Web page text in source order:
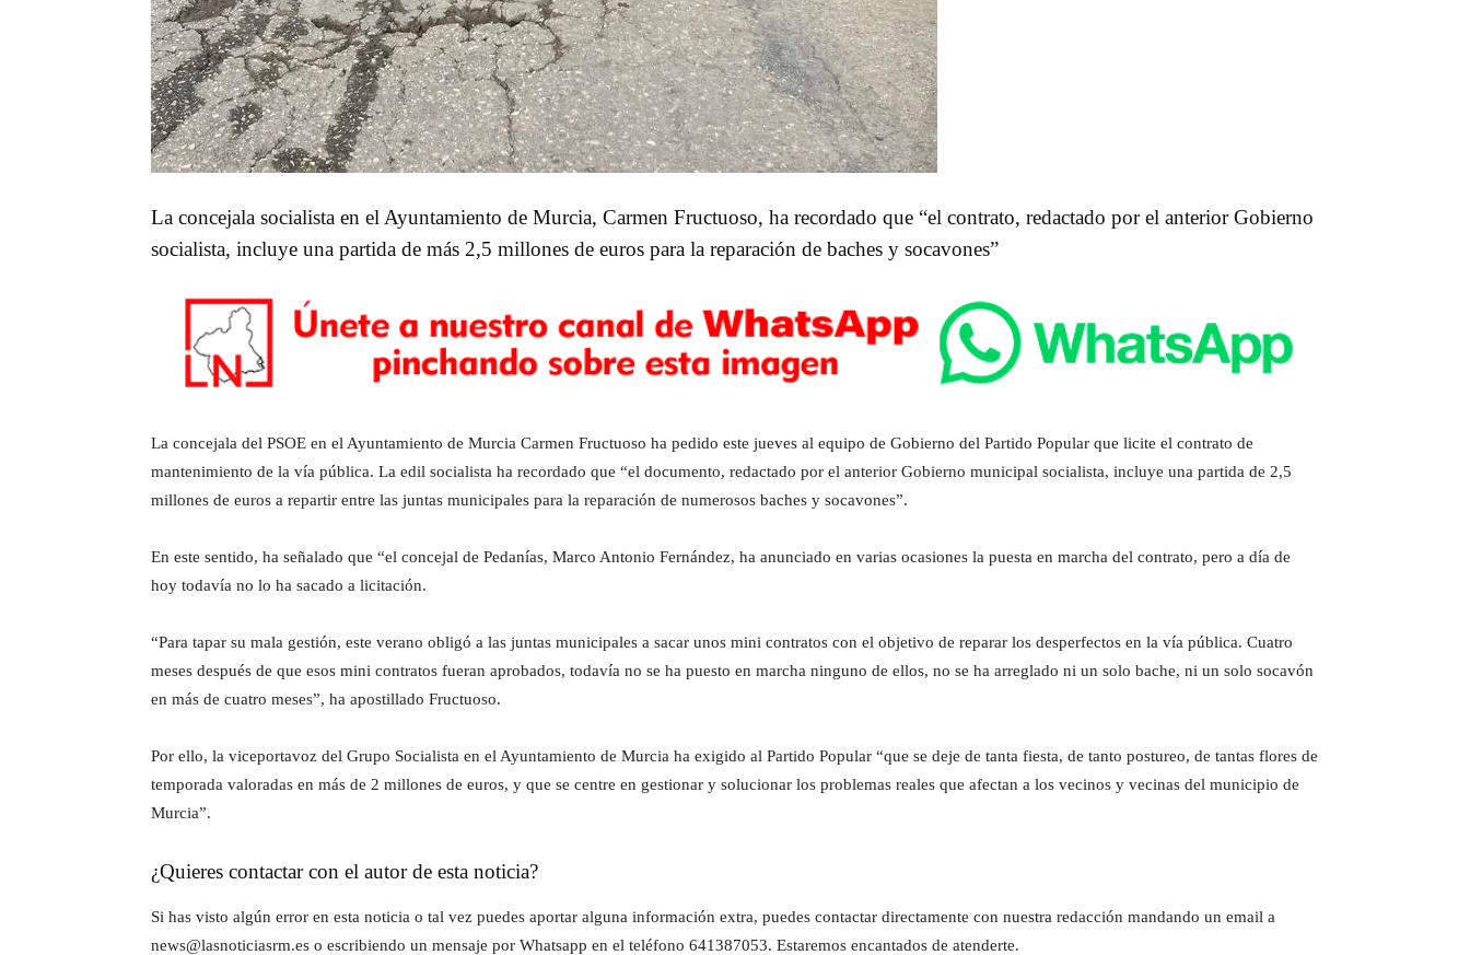
La concejala socialista en el Ayuntamiento de Murcia, Carmen Fructuoso, ha recordado que “el contrato, redactado por el anterior Gobierno
socialista, incluye una partida de más 2,5 millones de euros para la reparación de baches y socavones”
La concejala del PSOE en el Ayuntamiento de Murcia Carmen Fructuoso ha pedido este jueves al equipo de Gobierno del Partido Popular que licite el contrato de
mantenimiento de la vía pública. La edil socialista ha recordado que “el documento, redactado por el anterior Gobierno municipal socialista, incluye una partida de 2,5
millones de euros a repartir entre las juntas municipales para la reparación de numerosos baches y socavones”.
En este sentido, ha señalado que “el concejal de Pedanías, Marco Antonio Fernández, ha anunciado en varias ocasiones la puesta en marcha del contrato, pero a día de
hoy todavía no lo ha sacado a licitación.
“Para tapar su mala gestión, este verano obligó a las juntas municipales a sacar unos mini contratos con el objetivo de reparar los desperfectos en la vía pública. Cuatro
meses después de que esos mini contratos fueran aprobados, todavía no se ha puesto en marcha ninguno de ellos, no se ha arreglado ni un solo bache, ni un solo socavón
en más de cuatro meses”, ha apostillado Fructuoso.
Por ello, la viceportavoz del Grupo Socialista en el Ayuntamiento de Murcia ha exigido al Partido Popular “que se deje de tanta fiesta, de tanto postureo, de tantas flores de
temporada valoradas en más de 2 millones de euros, y que se centre en gestionar y solucionar los problemas reales que afectan a los vecinos y vecinas del municipio de
Murcia”.
¿Quieres contactar con el autor de esta noticia?
Si has visto algún error en esta noticia o tal vez puedes aportar alguna información extra, puedes contactar directamente con nuestra redacción mandando un email a
news@lasnoticiasrm.es o escribiendo un mensaje por Whatsapp en el teléfono 641387053. Estaremos encantados de atenderte.